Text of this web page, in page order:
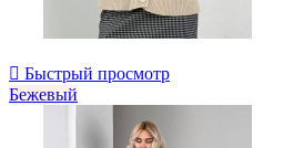
 Быстрый просмотр
Бежевый